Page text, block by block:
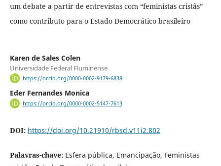
um debate a partir de entrevistas com “feministas cristãs”
como contributo para o Estado Democrático brasileiro
Karen de Sales Colen
Universidade Federal Fluminense
https://orcid.org/0000-0002-9179-6838
Eder Fernandes Monica
https://orcid.org/0000-0002-5147-7613
DOI: https://doi.org/10.21910/rbsd.v11i2.802
Palavras-chave: Esfera pública, Emancipação, Feministas